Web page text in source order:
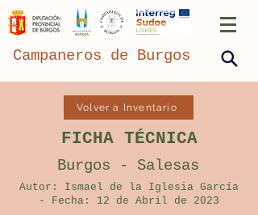
Campaneros de Burgos
Volver a Inventario
FICHA TÉCNICA
Burgos - Salesas
Autor: Ismael de la Iglesia García
- Fecha: 12 de Abril de 2023